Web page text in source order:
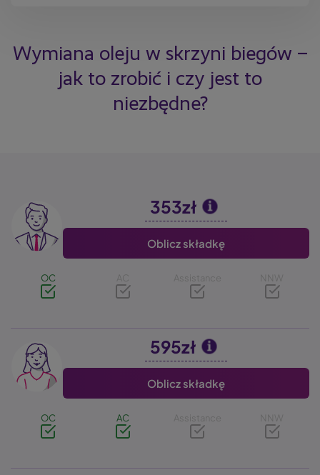
Wymiana oleju w skrzyni biegów –
jak to zrobić i czy jest to
niezbędne?
Image 353zł
Oblicz składkę
OC AC Assistance NNW
Image 595zł
Oblicz składkę
OC AC Assistance NNW